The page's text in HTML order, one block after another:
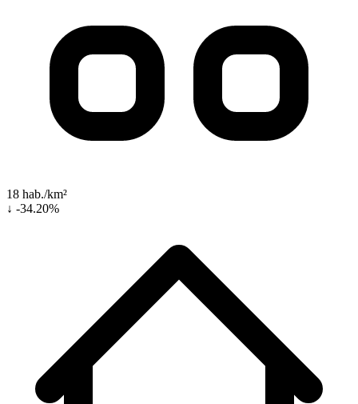
18 hab./km²
↓ -34.20%